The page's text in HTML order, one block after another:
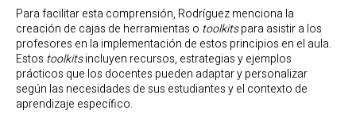
Para facilitar esta comprensión, Rodríguez menciona la
creación de cajas de herramientas o toolkitspara asistir a los
profesores en la implementación de estos principios en el aula.
Estos toolkitsincluyen recursos, estrategias y ejemplos
prácticos que los docentes pueden adaptar y personalizar
según las necesidades de sus estudiantes y el contexto de
aprendizaje específico.